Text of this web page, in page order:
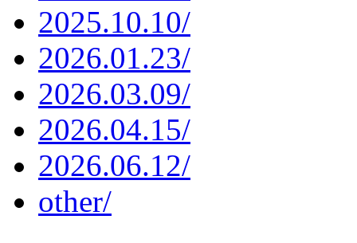
2025.10.10/
2026.01.23/
2026.03.09/
2026.04.15/
2026.06.12/
other/